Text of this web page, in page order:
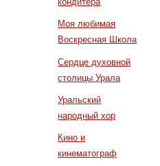
Моя любимая
Воскресная Школа
Сердце духовной
столицы Урала
Уральский
народный хор
Кино и
кинематограф